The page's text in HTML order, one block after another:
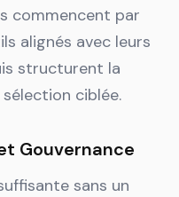
commencent par
alignés avec leurs
structurent la
ciblée.
Gouvernance
sans un